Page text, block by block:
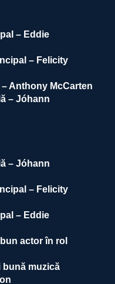
– Eddie
– Felicity
Anthony McCarten
– Jóhann
– Jóhann
– Felicity
– Eddie
actor în rol
bună muzică